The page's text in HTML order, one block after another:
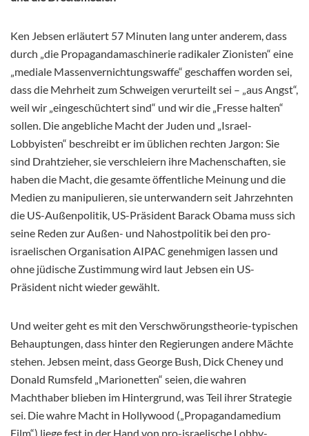
Ken Jebsen erläutert 57 Minuten lang unter anderem, dass
durch „die Propagandamaschinerie radikaler Zionisten“ eine
„mediale Massenvernichtungswaffe“ geschaffen worden sei,
dass die Mehrheit zum Schweigen verurteilt sei – „aus Angst“,
weil wir „eingeschüchtert sind“ und wir die „Fresse halten“
sollen. Die angebliche Macht der Juden und „Israel-
Lobbyisten“ beschreibt er im üblichen rechten Jargon: Sie
sind Drahtzieher, sie verschleiern ihre Machenschaften, sie
haben die Macht, die gesamte öffentliche Meinung und die
Medien zu manipulieren, sie unterwandern seit Jahrzehnten
die US-Außenpolitik, US-Präsident BarackObama muss sich
seine Reden zur Außen- und Nahostpolitik bei den pro-
israelischen Organisation AIPAC genehmigen lassen und
ohne jüdische Zustimmung wird laut Jebsen ein US-
Präsident nicht wieder gewählt.
Und weiter geht es mit den Verschwörungstheorie-typischen
Behauptungen, dass hinter den Regierungen andere Mächte
stehen. Jebsen meint, dass George Bush, Dick Cheney und
Donald Rumsfeld „Marionetten“ seien, die wahren
Machthaber blieben im Hintergrund, was Teil ihrer Strategie
sei. Die wahre Macht in Hollywood („Propagandamedium
Film“) liege fest in der Hand von pro-israelische Lobby-